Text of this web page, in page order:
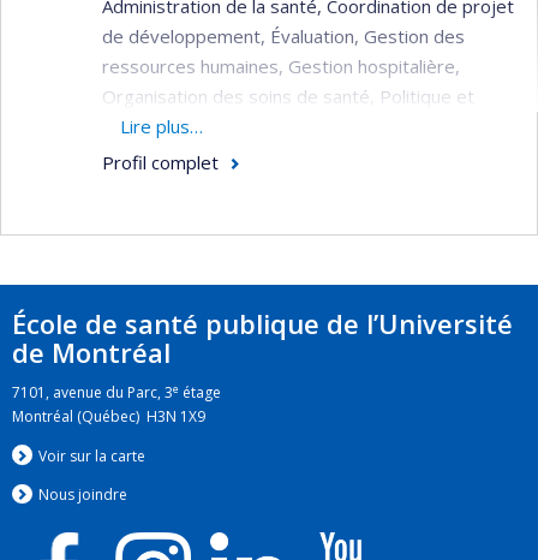
Administration de la santé, Coordination de projet
de développement, Évaluation, Gestion des
ressources humaines, Gestion hospitalière,
Organisation des soins de santé, Politique et
planification de la santé, Réhabilitation du
système de santé (post crise), Soins de santé
Lire plus…
Profil complet
École de santé publique de l’Université
de Montréal
7101, avenue du Parc, 3e étage
Montréal (Québec) H3N 1X9
Voir sur la carte
Nous joindre